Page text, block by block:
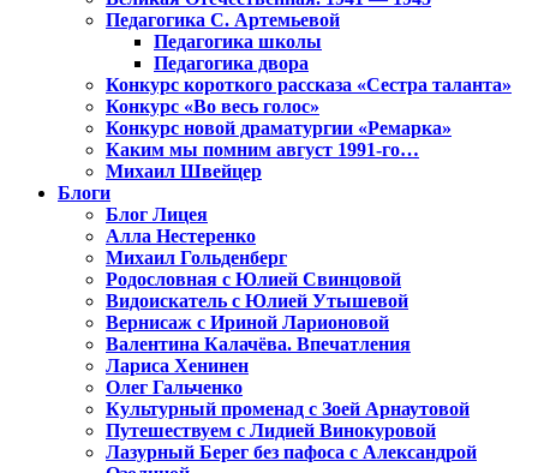
Педагогика С. Артемьевой
Педагогика школы
Педагогика двора
Конкурс короткого рассказа «Сестра таланта»
Конкурс «Во весь голос»
Конкурс новой драматургии «Ремарка»
Каким мы помним август 1991-го…
Михаил Швейцер
Блоги
Блог Лицея
Алла Нестеренко
Михаил Гольденберг
Родословная с Юлией Свинцовой
Видоискатель с Юлией Утышевой
Вернисаж с Ириной Ларионовой
Валентина Калачёва. Впечатления
Лариса Хенинен
Олег Гальченко
Культурный променад с Зоей Арнаутовой
Путешествуем с Лидией Винокуровой
Лазурный Берег без пафоса с Александрой